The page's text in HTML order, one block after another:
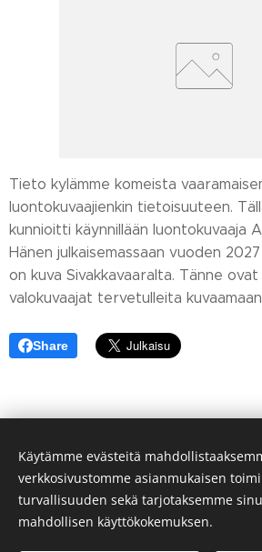
Tieto kylämme komeista
luontokuvaajienkin tietoisuuteen.
kunnioitti käynnillään luontokuvaaja
Hänen julkaisemassaan vuoden
on kuva Sivakkavaaralta. Tänne ovat
valokuvaajat tervetulleita kuvaamaan
Share
Käytämme evästeitä
verkkosivustomme asianmukaisen
turvallisuuden sekä tarjotaksemme
mahdollisen käyttökokemuksen.